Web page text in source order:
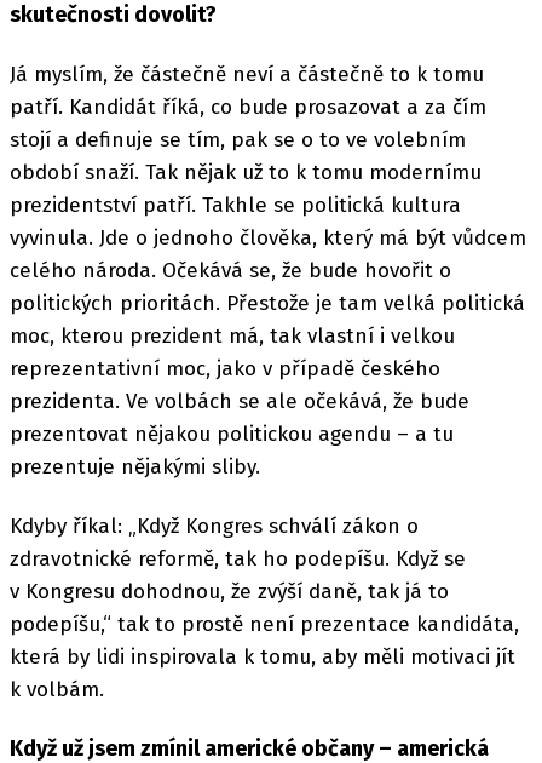
skutečnosti dovolit?
Já myslím, že částečně neví a částečně to k tomu
patří. Kandidát říká, co bude prosazovat a za čím
stojí a definuje se tím, pak se o to ve volebním
období snaží. Tak nějak už to k tomu modernímu
prezidentství patří. Takhle se politická kultura
vyvinula. Jde o jednoho člověka, který má být vůdcem
celého národa. Očekává se, že bude hovořit o
politických prioritách. Přestože je tam velká politická
moc, kterou prezident má, tak vlastní i velkou
reprezentativní moc, jako v případě českého
prezidenta. Ve volbách se ale očekává, že bude
prezentovat nějakou politickou agendu – a tu
prezentuje nějakými sliby.
Kdyby říkal: „Když Kongres schválí zákon o
zdravotnické reformě, tak ho podepíšu. Když se
v Kongresu dohodnou, že zvýší daně, tak já to
podepíšu,“ tak to prostě není prezentace kandidáta,
která by lidi inspirovala k tomu, aby měli motivaci jít
k volbám.
Když už jsem zmínil americké občany – americká